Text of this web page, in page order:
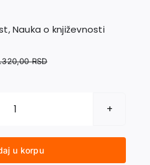
,Nauka o književnosti
RSD
MEĐU
količina
u korpu